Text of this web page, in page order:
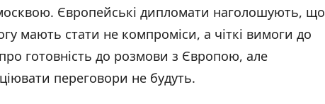
Європейські дипломати наголошують, що
мають стати не компроміси, а чіткі вимоги до
готовність до розмови з Європою, але
переговори не будуть.